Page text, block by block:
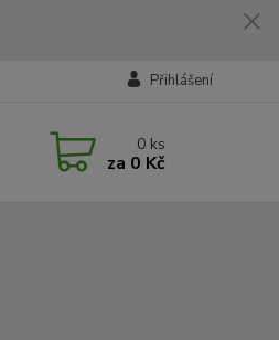
Přihlášení
0 ks
za 0 Kč